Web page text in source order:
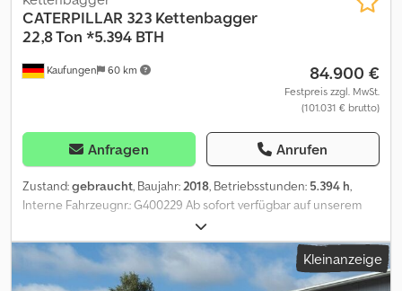
Kaufungen 60 km
CATERPILLAR 323 Kettenbagger
22,8 Ton *5.394 BTH
84.900 €
Festpreis zzgl. MwSt.
(101.031 € brutto)
Anfragen Anrufen
Zustand:gebraucht, Baujahr:2018, Betriebsstunden: 5.394 h,
Interne Fahrzeugnr.: G400229 Ab sofort verfügbar auf unserem
Hof in Kaufungen. Mehr INFO unter: * Luis Lucena * Viktoria
Sologubova Deutsch CAT 323 Kettenbagger | 22,8 t | Baujahr
2018 | 5.394 Betriebsstunden Zum Verkauf steht ein gebrauchter
CAT 323 Kettenbagger aus dem Baujahr 2018. Mit einem
Kleinanzeige